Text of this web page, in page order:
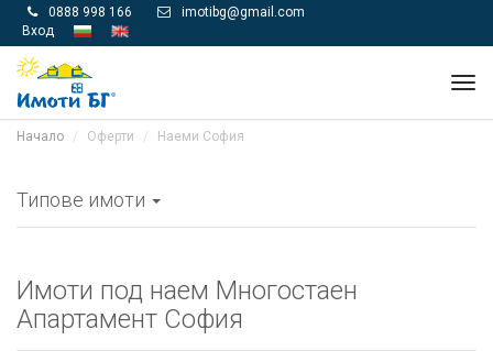
 0888 998 166 
imotibg@gmail.com
Вход
Начало Оферти Наеми София
Типове имоти
Имоти под наем Многостаен
Апартамент София